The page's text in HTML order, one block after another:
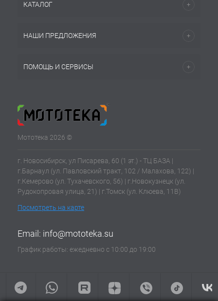
КАТАЛОГ
НАШИ ПРЕДЛОЖЕНИЯ
ПОМОЩЬ И СЕРВИСЫ
Мототека 2026 ©
г. Новосибирск, ул Писарева, 60 (1 эт.) - ТЦ БАЗА |
г.Барнаул (ул. Павловский тракт, 102 / Малахова, 122) |
г.Кемерово (ул. Тухачевского, 56) | г.Новокузнецк (ул.
Рудокопровая улица, 21) | г.Томск (ул. Клюева, 11В)
Посмотреть на карте
Email: info@mototeka.su
График работы: ежедневно с 10:00 до 19:00